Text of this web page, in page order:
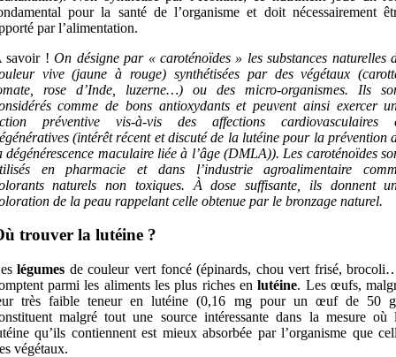
pour la santé de l’organisme et doit nécessairement
par l’alimentation.
savoir ! On désigne par « caroténoïdes » les substances naturelles
vive (jaune à rouge) synthétisées par des végétaux
rose d’Inde, luzerne…) ou des micro-organismes. Ils
comme de bons antioxydants et peuvent ainsi exercer
préventive vis-à-vis des affections cardiovasculaires
(intérêt récent et discuté de la lutéine pour la prévention
dégénérescence maculaire liée à l’âge (DMLA)). Les caroténoïdes
en pharmacie et dans l’industrie agroalimentaire
naturels non toxiques. À dose suffisante, ils donnent
de la peau rappelant celle obtenue par le bronzage naturel.
trouver la lutéine ?
légumes de couleur vert foncé (épinards, chou vert frisé,
parmi les aliments les plus riches enlutéine. Les œufs,
très faible teneur en lutéine (0,16 mg pour un œuf de 50
malgré tout une source intéressante dans la mesure où
qu’ils contiennent est mieux absorbée par l’organisme que
végétaux.